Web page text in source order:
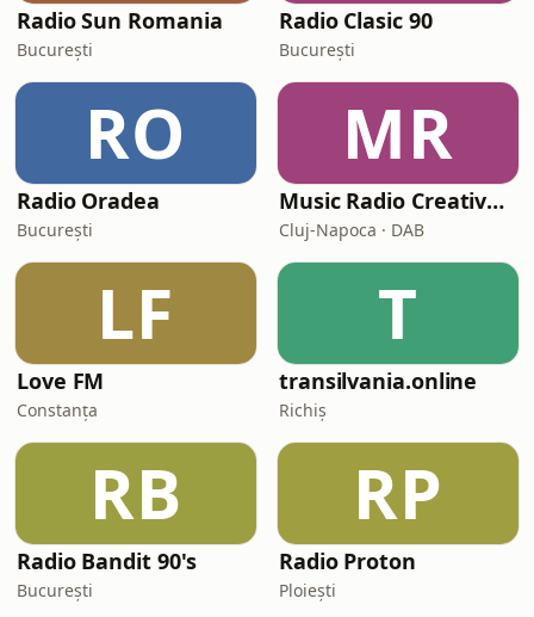
Radio Sun Romania
București
Radio Clasic 90
București
RO
Radio Oradea
București
MR
Music Radio Creative Romania
Cluj-Napoca · DAB
LF
Love FM
Constanța
T
transilvania.online
Richiș
RB
Radio Bandit 90's
București
RP
Radio Proton
Ploiești